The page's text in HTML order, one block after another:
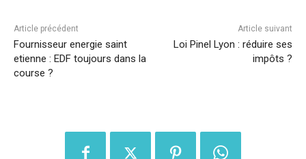
Article précédent
Fournisseur energie saint
etienne : EDF toujours dans la
course ?
Article suivant
Loi Pinel Lyon : réduire ses
impôts ?